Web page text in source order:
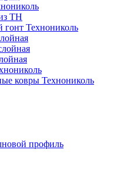
ТН
гонт Технониколь
ковры Технониколь
профиль